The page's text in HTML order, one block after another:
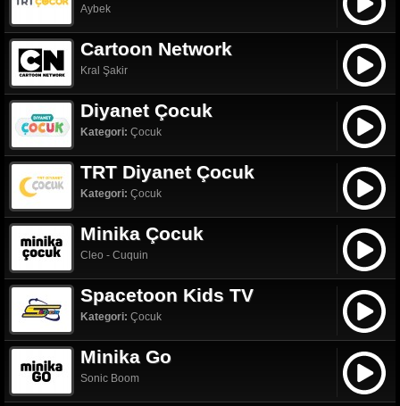
Aybek
Cartoon Network
Kral Şakir
Diyanet Çocuk
Kategori: Çocuk
TRT Diyanet Çocuk
Kategori: Çocuk
Minika Çocuk
Cleo - Cuquin
Spacetoon Kids TV
Kategori: Çocuk
Minika Go
Sonic Boom